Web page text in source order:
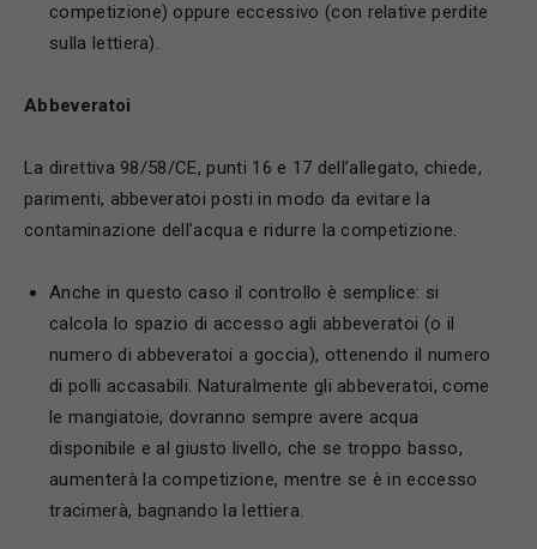
competizione) oppure eccessivo (con relative perdite
sulla lettiera).
Abbeveratoi
La direttiva 98/58/CE, punti 16 e 17 dell’allegato, chiede,
parimenti, abbeveratoi posti in modo da evitare la
contaminazione dell’acqua e ridurre la competizione.
Anche in questo caso il controllo è semplice: si
calcola lo spazio di accesso agli abbeveratoi (o il
numero di abbeveratoi a goccia), ottenendo il numero
di polli accasabili. Naturalmente gli abbeveratoi, come
le mangiatoie, dovranno sempre avere acqua
disponibile e al giusto livello, che se troppo basso,
aumenterà la competizione, mentre se è in eccesso
tracimerà, bagnando la lettiera.